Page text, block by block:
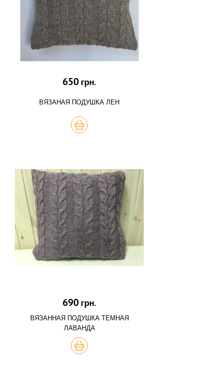
650 грн.
ВЯЗАНАЯ ПОДУШКА ЛЕН
КУПИТЬ
690 грн.
ВЯЗАННАЯ ПОДУШКА ТЕМНАЯ
ЛАВАНДА
КУПИТЬ